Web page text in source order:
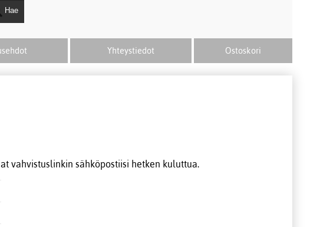
Hae
Yhteystiedot Ostoskori
vahvistuslinkin sähköpostiisi hetken kuluttua.